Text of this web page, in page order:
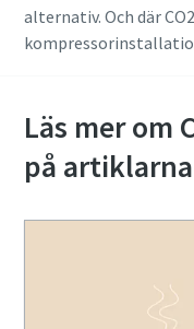
alternativ. Och där
Läs mer om
på